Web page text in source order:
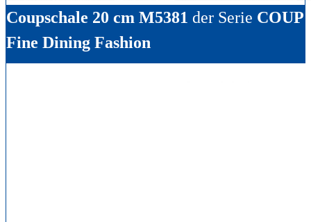
Coupschale 20 cm M5381 der Serie COUP
Fine Dining Fashion